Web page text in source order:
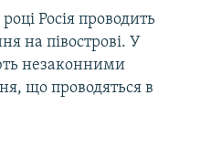
Росія проводить
на півострові. У
незаконними
що проводяться в